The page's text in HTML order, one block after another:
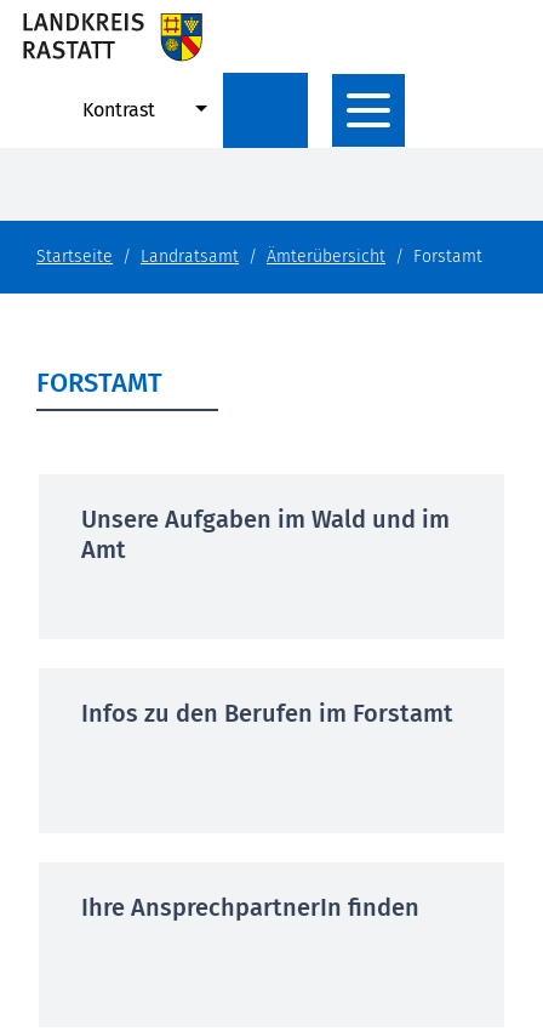
Kontrast
Startseite Landratsamt Ämterübersicht Forstamt
FORSTAMT
Unsere Aufgaben im Wald und im
Amt
Infos zu den Berufen im Forstamt
Ihre AnsprechpartnerIn finden